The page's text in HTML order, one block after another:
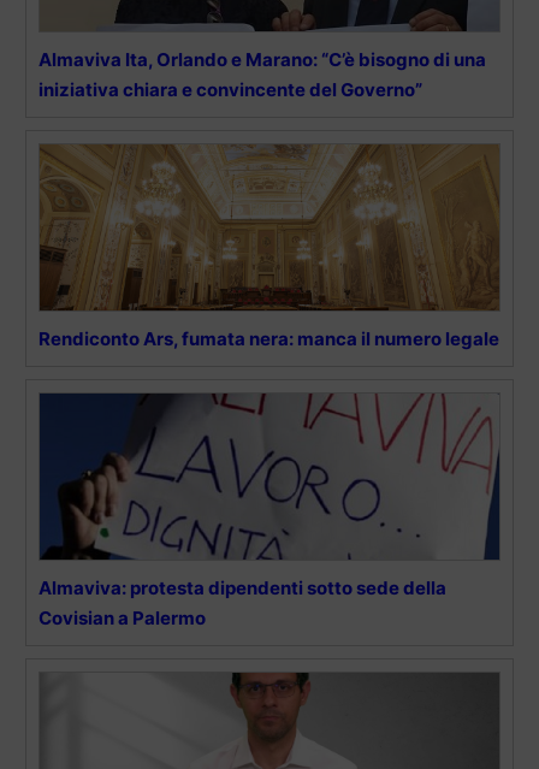
Almaviva Ita, Orlando e Marano: “C’è bisogno di una
iniziativa chiara e convincente del Governo”
Rendiconto Ars, fumata nera: manca il numero legale
Almaviva: protesta dipendenti sotto sede della
Covisian a Palermo